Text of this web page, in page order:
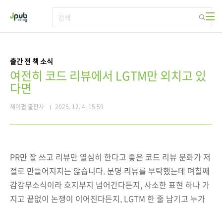
출간 전 책 소식
여전히 코드 리뷰에서 LGTM만 외치고 있
다면
제이펍 출판사 2025. 12. 4. 15:59
PR만 잘 쓰고 리뷰만 열심히 한다고 좋은 코드 리뷰 문화가 저
절로 만들어지지는 않습니다. 분명 리뷰를 부탁했는데 며칠째
감감무소식이라 흐지부지 넘어간다든지, 사소한 표현 하나 가
지고 끝없이 논쟁이 이어진다든지, LGTM 한 줄 남기고 누가